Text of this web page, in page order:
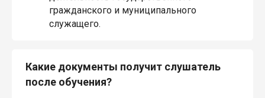
гражданского и муниципального
служащего.
Какие документы получит слушатель
после обучения?